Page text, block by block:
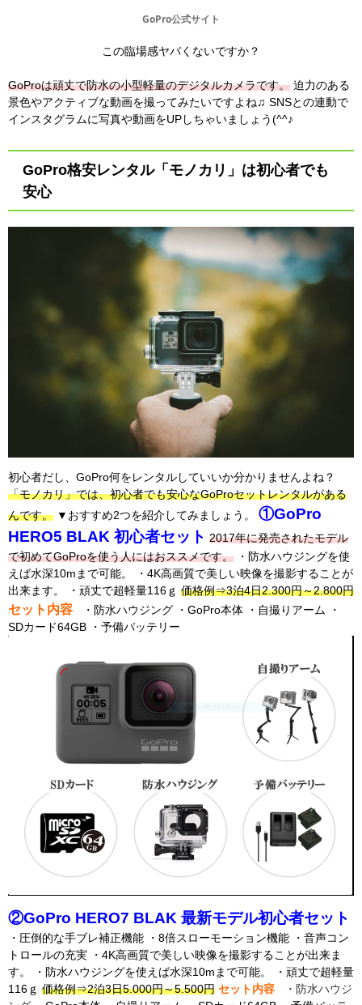
GoPro公式サイト
この臨場感ヤバくないですか？
GoProは頑丈で防水の小型軽量のデジタルカメラです。 迫力のある
景色やアクティブな動画を撮ってみたいですよね♫ SNSとの連動で
インスタグラムに写真や動画をUPしちゃいましょう(^^♪
GoPro格安レンタル「モノカリ」は初心者でも
安心
初心者だし、GoPro何をレンタルしていいか分かりませんよね？
「モノカリ」では、初心者でも安心なGoProセットレンタルがある
んです。 ▼おすすめ2つを紹介してみましょう。 ①GoPro
HERO5 BLAK 初心者セット 2017年に発売されたモデル
で初めてGoProを使う人にはおススメです。
・防水ハウジングを使
えば水深10mまで可能。 ・4K高画質で美しい映像を撮影することが
出来ます。 ・頑丈で超軽量116ｇ 価格例⇒3泊4日2.300円～2.800円
セット内容
・防水ハウジング ・GoPro本体 ・自撮りアーム ・
SDカード64GB ・予備バッテリー
②GoPro HERO7 BLAK 最新モデル初心者セット
・圧倒的な手ブレ補正機能 ・8倍スローモーション機能 ・音声コン
トロールの充実 ・4K高画質で美しい映像を撮影することが出来ま
す。 ・防水ハウジングを使えば水深10mまで可能。 ・頑丈で超軽量
116ｇ 価格例⇒2泊3日5.000円～5.500円 セット内容
・防水ハウジ